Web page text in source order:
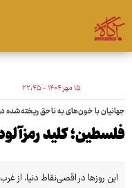
۱۵ مهر ۱۴۰۴ - ۲۲:۴۵
جهانیان با خون‌های به ناحق ریخته‌شده
فلسطین؛ کلید
این روزها در اقصی‌نقاط دنیا، از